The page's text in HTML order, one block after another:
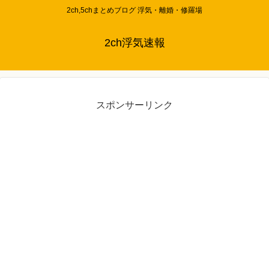
2ch,5chまとめブログ 浮気・離婚・修羅場
2ch浮気速報
スポンサーリンク